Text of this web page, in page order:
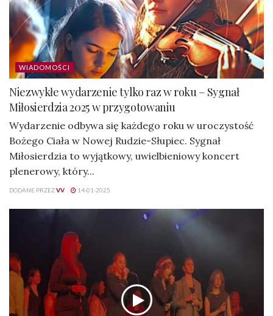
WIADOMOŚCI
Niezwykłe wydarzenie tylko raz w roku – Sygnał
Miłosierdzia 2025 w przygotowaniu
Wydarzenie odbywa się każdego roku w uroczystość
Bożego Ciała w Nowej Rudzie-Słupiec. Sygnał
Miłosierdzia to wyjątkowy, uwielbieniowy koncert
plenerowy, który...
DODANE PRZEZVV 14-01-2025